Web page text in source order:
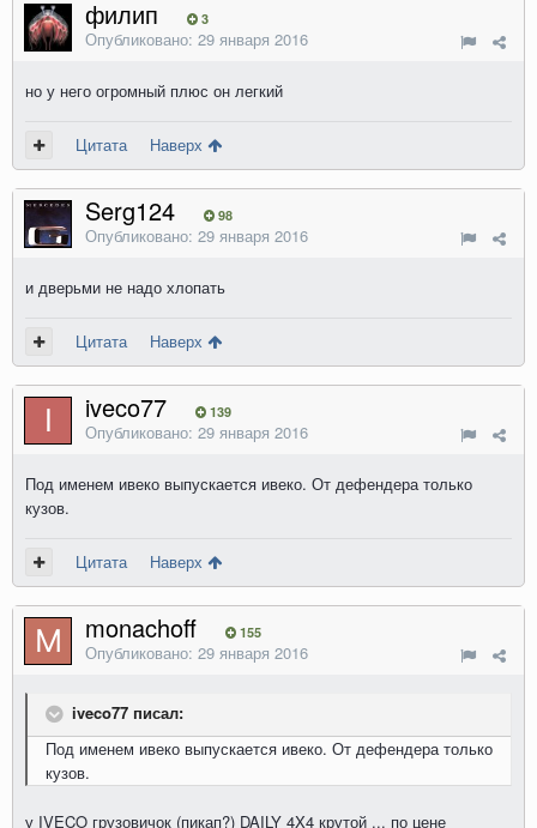
филип 3
Опубликовано: 29 января 2016
но у него огромный плюс он легкий
Цитата Наверх
Serg124 98
Опубликовано: 29 января 2016
и дверьми не надо хлопать
Цитата Наверх
iveco77 139
Опубликовано: 29 января 2016
Под именем ивеко выпускается ивеко. От дефендера только
кузов.
Цитата Наверх
monachoff 155
Опубликовано: 29 января 2016
iveco77 писал:
Под именем ивеко выпускается ивеко. От дефендера только
кузов.
у IVECO грузовичок (пикап?) DAILY 4X4 крутой ... по цене